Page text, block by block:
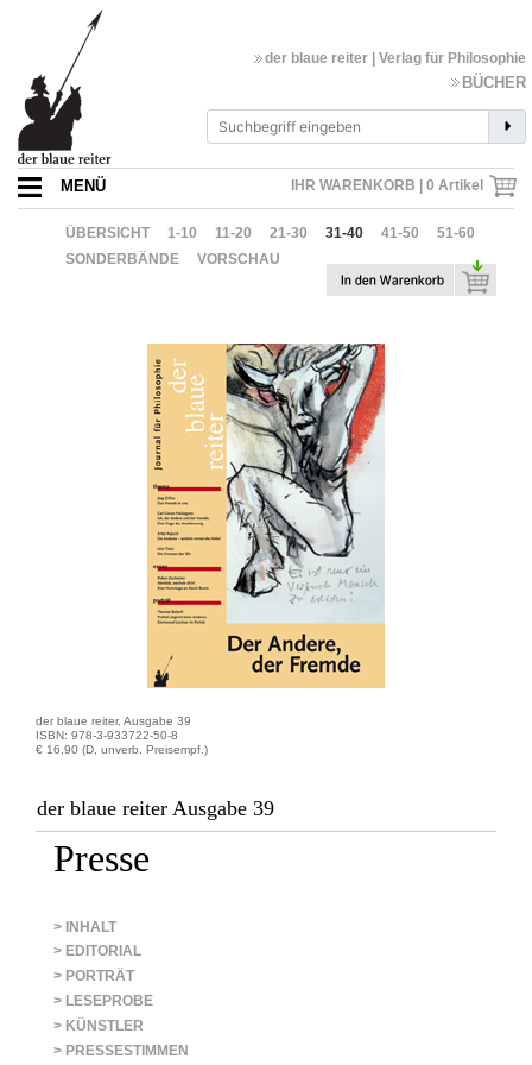
IHR WARENKORB | 0 Artikel
der blaue reiter | Verlag für Philosophie
BÜCHER
MENÜ
ÜBERSICHT 1-10 11-20 21-30 31-40 41-50
51-60
SONDERBÄNDE
VORSCHAU
der blaue reiter, Ausgabe 39
ISBN: 978-3-933722-50-8
€ 16,90 (D, unverb. Preisempf.)
der blaue reiter Ausgabe 39
Presse
> INHALT
> EDITORIAL
> PORTRÄT
> LESEPROBE
> KÜNSTLER
> PRESSESTIMMEN